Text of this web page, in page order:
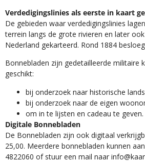
Verdedigingslinies als eerste in kaart
De gebieden waar verdedigingslinies
terrein langs de grote rivieren en later
Nederland gekarteerd. Rond 1884
Bonnebladen zijn gedetailleerde militaire
geschikt:​
​bij onderzoek naar historische
bij onderzoek naar de eigen
om in te lijsten en cadeau te geven.
Digitale Bonnebladen
De Bonnebladen zijn ook digitaal
25,00. Meerdere bonnebladen kunnen
4822060 of stuur een mail naar